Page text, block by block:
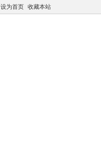
设为首页 收藏本站